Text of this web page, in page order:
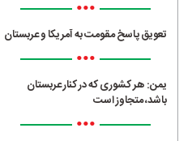
•••
تعویق پاسخ مقومت به آمریکا و عربستان
•••
یمن: هر کشوری که در کنار عربستان
باشد، متجاوز است
•••